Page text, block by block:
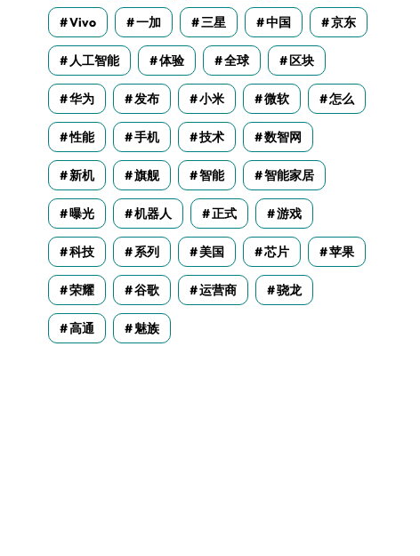
Vivo 一加 三星 中国 京东
人工智能 体验 全球 区块
华为 发布 小米 微软 怎么
性能 手机 技术 数智网
新机 旗舰 智能 智能家居
曝光 机器人 正式 游戏
科技 系列 美国 芯片 苹果
荣耀 谷歌 运营商 骁龙
高通 魅族